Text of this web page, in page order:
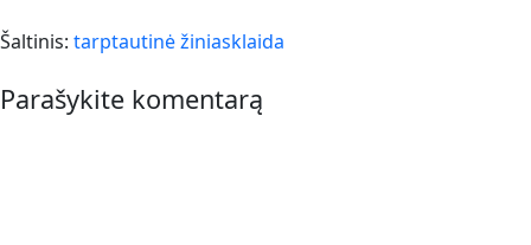
Šaltinis: tarptautinė žiniasklaida
Parašykite komentarą